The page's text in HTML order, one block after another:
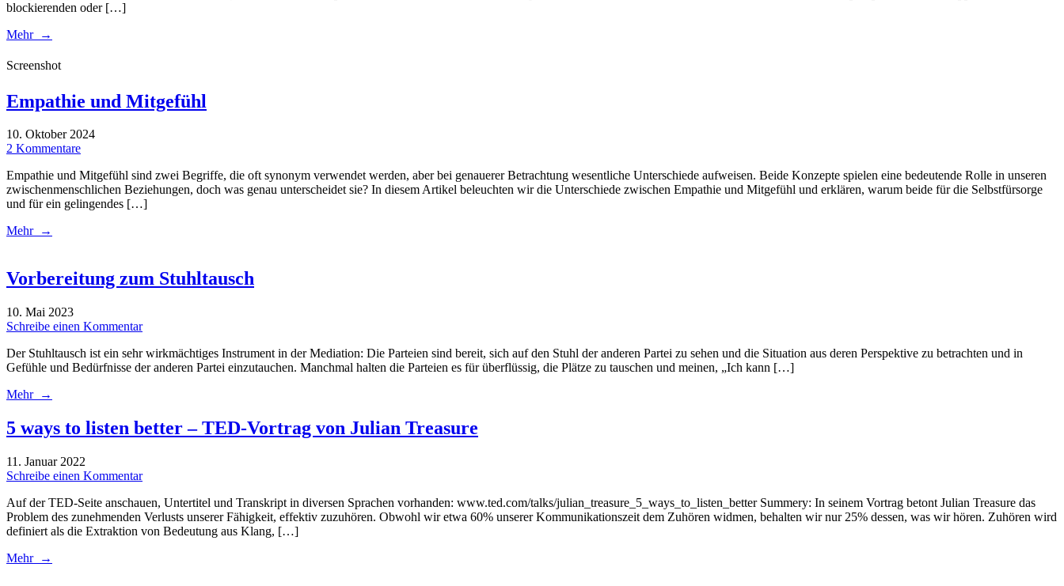
blockierenden oder […]
Mehr →
Screenshot
Empathie und Mitgefühl
10. Oktober 2024
2 Kommentare
Empathie und Mitgefühl sind zwei Begriffe, die oft synonym verwendet werden, aber bei genauerer Betrachtung wesentliche Unterschiede aufweisen. Beide Konzepte spielen eine bedeutende Rolle in unseren
zwischenmenschlichen Beziehungen, doch was genau unterscheidet sie? In diesem Artikel beleuchten wir die Unterschiede zwischen Empathie und Mitgefühl und erklären, warum beide für die Selbstfürsorge
und für ein gelingendes […]
Mehr →
Vorbereitung zum Stuhltausch
10. Mai 2023
Schreibe einen Kommentar
Der Stuhltausch ist ein sehr wirkmächtiges Instrument in der Mediation: Die Parteien sind bereit, sich auf den Stuhl der anderen Partei zu sehen und die Situation aus deren Perspektive zu betrachten und in
Gefühle und Bedürfnisse der anderen Partei einzutauchen. Manchmal halten die Parteien es für überflüssig, die Plätze zu tauschen und meinen, „Ich kann […]
Mehr →
5 ways to listen better – TED-Vortrag von Julian Treasure
11. Januar 2022
Schreibe einen Kommentar
Auf der TED-Seite anschauen, Untertitel und Transkript in diversen Sprachen vorhanden: www.ted.com/talks/julian_treasure_5_ways_to_listen_better Summery: In seinem Vortrag betont Julian Treasure das
Problem des zunehmenden Verlusts unserer Fähigkeit, effektiv zuzuhören. Obwohl wir etwa 60% unserer Kommunikationszeit dem Zuhören widmen, behalten wir nur 25% dessen, was wir hören. Zuhören wird
definiert als die Extraktion von Bedeutung aus Klang, […]
Mehr →